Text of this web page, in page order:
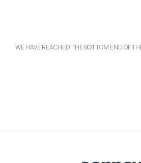
WE HAVE REACHED THE BOTTOM END OF